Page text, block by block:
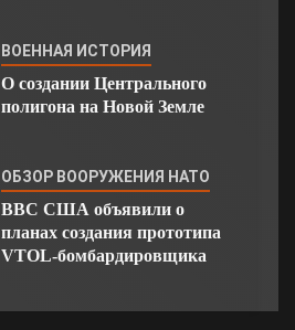
ВОЕННАЯ ИСТОРИЯ
О создании Центрального
полигона на Новой Земле
ОБЗОР ВООРУЖЕНИЯ НАТО
ВВС США объявили о
планах создания прототипа
VTOL-бомбардировщика